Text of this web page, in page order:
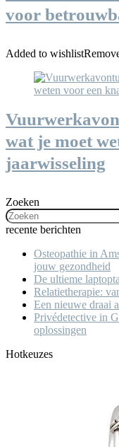
voor
Added to wishlist
wat je moet
jaarwisseling
Zoeken
recente berichten
Osteopathie in
jouw gezondheid
De ultieme
Relatietherapie:
Een nieuwe draai
Privédetective in
oplossingen
Hotkeuzes